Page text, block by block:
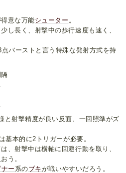
意な万能シューター 。
し長く、射撃中の歩行速度も速く、
バーストと言う特殊な発射方式を持
と射撃精度が良い反面、一回照準がズ
基本的に2トリガーが必要。
、射撃中は横軸に回避行動を取り、
う。
ナー 系のブキが戦いやすいだろう。